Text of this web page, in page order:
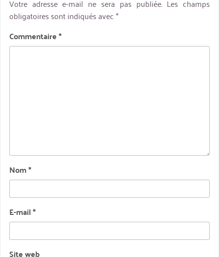
Votre adresse e-mail ne sera pas publiée. Les champs
obligatoires sont indiqués avec*
Commentaire*
Nom*
E-mail*
Site web